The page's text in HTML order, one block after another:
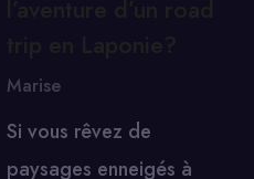
Marise
Si vous rêvez de
paysages enneigés à